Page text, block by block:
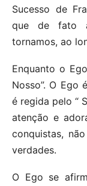
Sucesso de
que de fato
tornamos, ao
Enquanto o
Nosso”. O Ego
é regida pelo “
atenção e
conquistas,
verdades.
O Ego se